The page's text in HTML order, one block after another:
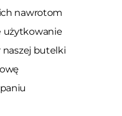
nawrotom
użytkowanie
naszej butelki